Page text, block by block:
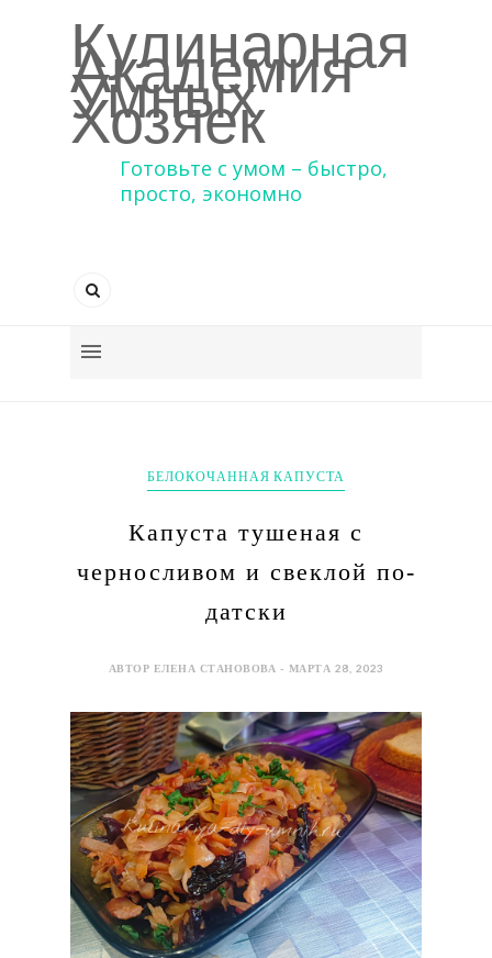
Кулинарная
Академия
Умных
Хозяек
Готовьте с умом – быстро,
просто, экономно
БЕЛОКОЧАННАЯ КАПУСТА
Капуста тушеная с
черносливом и свеклой по-
датски
АВТОР ЕЛЕНА СТАНОВОВА - МАРТА 28, 2023